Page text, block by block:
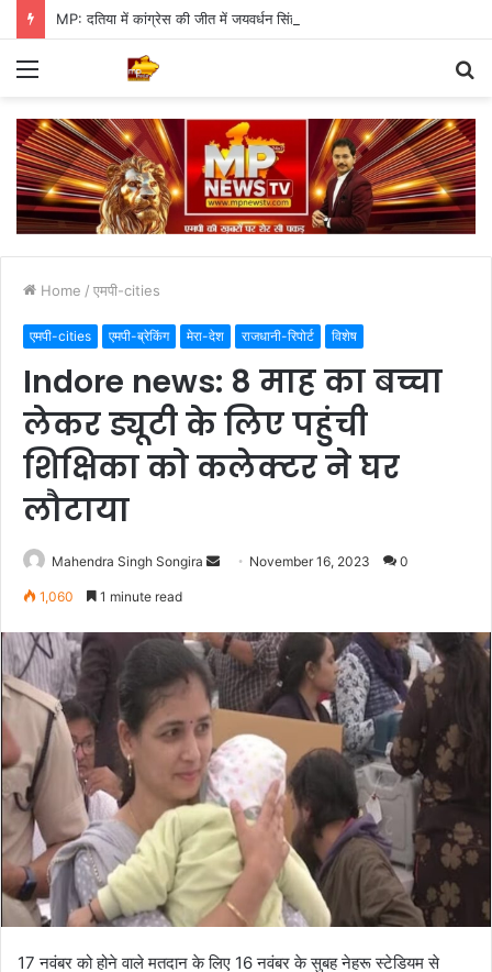
MP: दतिया में कांग्रेस की जीत में जयवर्धन सिंह का जादू, 35 में 30 बूथ जीते
Menu
Home / एमपी-cities
एमपी-cities एमपी-ब्रेकिंग मेरा-देश राजधानी-रिपोर्ट विशेष
Indore news: 8 माह का बच्चा
लेकर ड्यूटी के लिए पहुंची
शिक्षिका को कलेक्टर ने घर
लौटाया
Mahendra Singh Songira
Send November 16, 2023 0
1,060 1 minute read
17 नवंबर को होने वाले मतदान के लिए 16 नवंबर के सुबह नेहरू स्टेडियम से